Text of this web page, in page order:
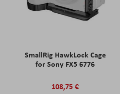
SmallRig HawkLock Cage
for Sony FX5 6776
108,75 €